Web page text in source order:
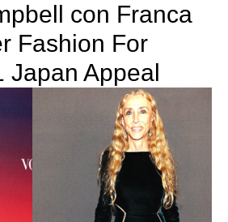
con Franca
Fashion For
Japan Appeal